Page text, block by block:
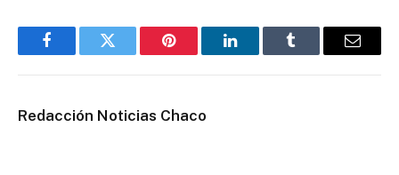
FacebookTwitter Pinterest LinkedInTumblr Email
Redacción Noticias Chaco